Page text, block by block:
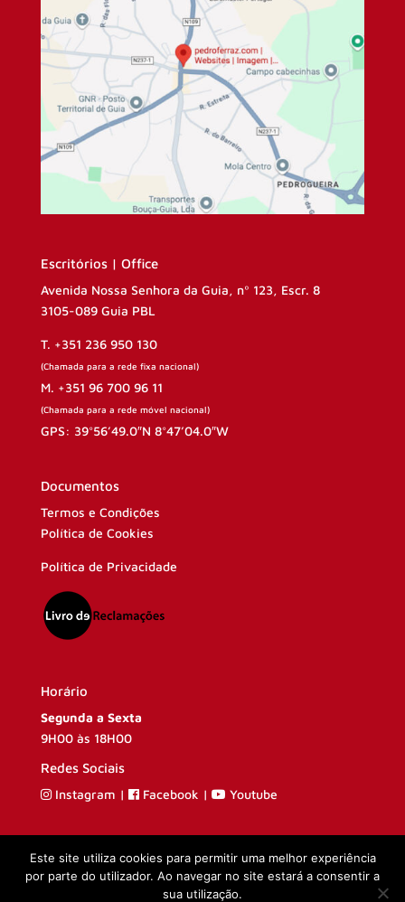
Escritórios | Office
Avenida Nossa Senhora da Guia, nº 123, Escr. 8
3105-089 Guia PBL
T. +351 236 950 130
(Chamada para a rede fixa nacional)
M. +351 96 700 96 11
(Chamada para a rede móvel nacional)
GPS: 39°56’49.0″N 8°47’04.0″W
Documentos
Termos e Condições
Política de Cookies
Política de Privacidade
Horário
Segunda a Sexta
9H00 às 18H00
Redes Sociais
Instagram | Facebook | Youtube
Este site utiliza cookies para permitir uma melhor experiência
por parte do utilizador. Ao navegar no site estará a consentir a
sua utilização.